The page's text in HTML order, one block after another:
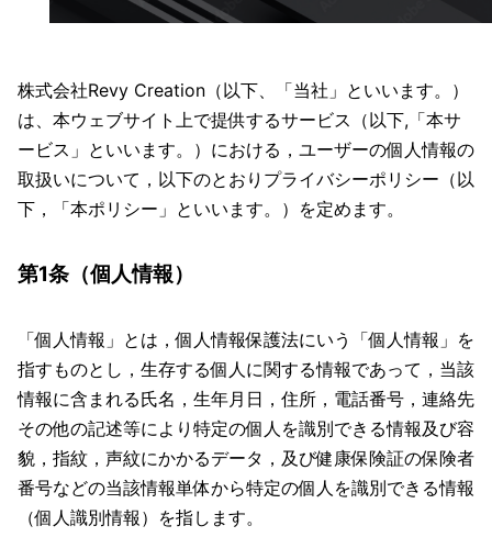
株式会社Revy Creation（以下、「当社」といいます。）
は、本ウェブサイト上で提供するサービス（以下,「本サ
ービス」といいます。）における，ユーザーの個人情報の
取扱いについて，以下のとおりプライバシーポリシー（以
下，「本ポリシー」といいます。）を定めます。
第1条（個人情報）
「個人情報」とは，個人情報保護法にいう「個人情報」を
指すものとし，生存する個人に関する情報であって，当該
情報に含まれる氏名，生年月日，住所，電話番号，連絡先
その他の記述等により特定の個人を識別できる情報及び容
貌，指紋，声紋にかかるデータ，及び健康保険証の保険者
番号などの当該情報単体から特定の個人を識別できる情報
（個人識別情報）を指します。